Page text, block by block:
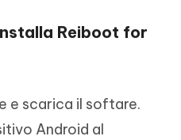
Reiboot for
e scarica il softare.
Android al